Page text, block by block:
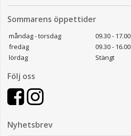
Sommarens öppettider
måndag - torsdag
09.30 - 17.00
fredag
09.30 - 16.00
lördag
Stängt
Följ oss
Nyhetsbrev